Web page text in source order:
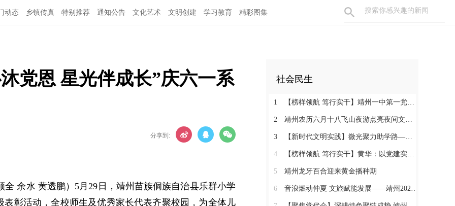
动态 乡镇传真 特别推荐 通知公告 文化艺术 文明创建 学习教育 精彩图集
党恩 星光伴成长”庆六一系
分享到:
余水 黄透鹏）5月29日，靖州苗族侗族自治县乐群小学
彰活动，全校师生及优秀家长代表齐聚校园，为全体儿
社会民生
1 【榜样领航 笃行实干】靖州一中第一党支部：党建领航育桃李 实干争先筑堡垒
2 靖州农历六月十八飞山夜游点亮夜间文旅消费新活力
3 【新时代文明实践】微光聚力助学路——靖州举办“10+1”助学2026高考优秀学子表彰活动
4 【榜样领航 笃行实干】黄华：以党建实干绘就和美乡村画卷
5 靖州龙牙百合迎来黄金播种期
6 音浪燃动仲夏 文旅赋能发展——靖州2026“仲夏飞山・‘唱’享青春”音乐周圆满落幕